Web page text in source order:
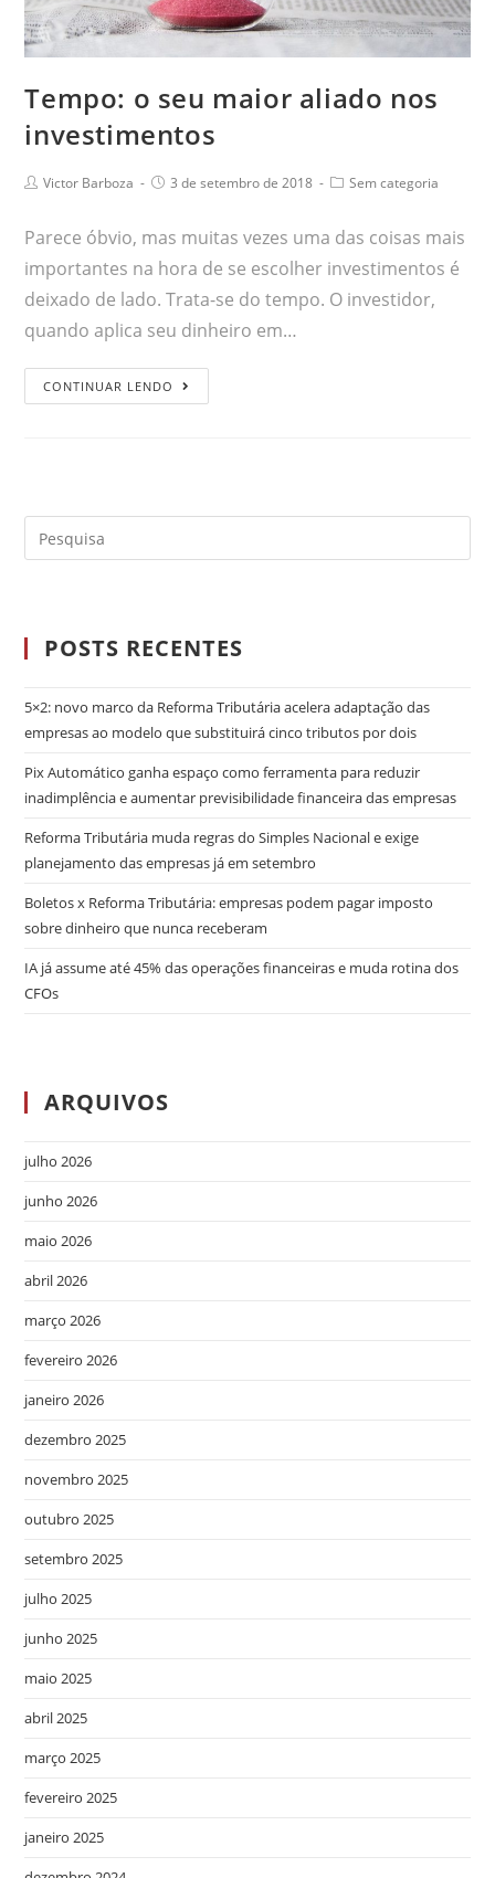
Tempo: o seu maior aliado nos
investimentos
Victor Barboza 3 de setembro de 2018 Sem categoria
Parece óbvio, mas muitas vezes uma das coisas mais
importantes na hora de se escolher investimentos é
deixado de lado. Trata-se do tempo. O investidor,
quando aplica seu dinheiro em…
CONTINUAR LENDO
POSTS RECENTES
5×2: novo marco da Reforma Tributária acelera adaptação das
empresas ao modelo que substituirá cinco tributos por dois
Pix Automático ganha espaço como ferramenta para reduzir
inadimplência e aumentar previsibilidade financeira das empresas
Reforma Tributária muda regras do Simples Nacional e exige
planejamento das empresas já em setembro
Boletos x Reforma Tributária: empresas podem pagar imposto
sobre dinheiro que nunca receberam
IA já assume até 45% das operações financeiras e muda rotina dos
CFOs
ARQUIVOS
julho 2026
junho 2026
maio 2026
abril 2026
março 2026
fevereiro 2026
janeiro 2026
dezembro 2025
novembro 2025
outubro 2025
setembro 2025
julho 2025
junho 2025
maio 2025
abril 2025
março 2025
fevereiro 2025
janeiro 2025